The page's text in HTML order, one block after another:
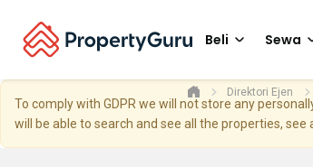
Beli Sewa
To comply with GDPR we will not store any
will be able to search and see all the properties,
Direktori Ejen